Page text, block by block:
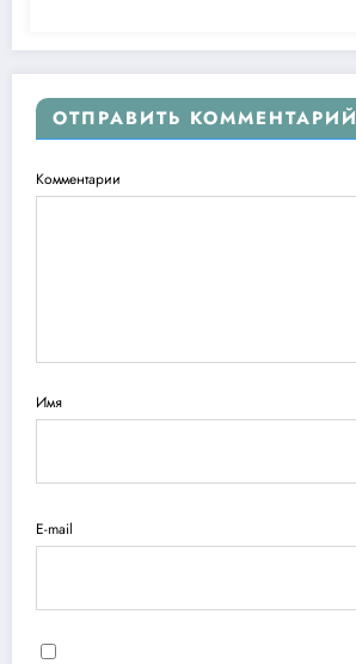
ОТПРАВИТЬ КОММЕНТАРИЙ
Комментарии
Имя
E-mail